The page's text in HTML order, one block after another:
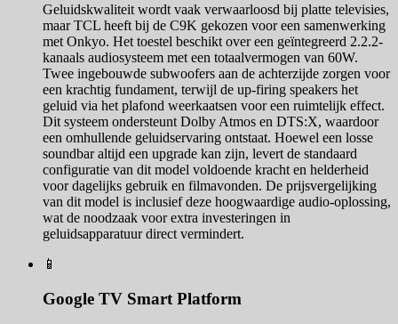
Geluidskwaliteit wordt vaak verwaarloosd bij platte televisies,
maar TCL heeft bij de C9K gekozen voor een samenwerking
met Onkyo. Het toestel beschikt over een geïntegreerd 2.2.2-
kanaals audiosysteem met een totaalvermogen van 60W.
Twee ingebouwde subwoofers aan de achterzijde zorgen voor
een krachtig fundament, terwijl de up-firing speakers het
geluid via het plafond weerkaatsen voor een ruimtelijk effect.
Dit systeem ondersteunt Dolby Atmos en DTS:X, waardoor
een omhullende geluidservaring ontstaat. Hoewel een losse
soundbar altijd een upgrade kan zijn, levert de standaard
configuratie van dit model voldoende kracht en helderheid
voor dagelijks gebruik en filmavonden. De prijsvergelijking
van dit model is inclusief deze hoogwaardige audio-oplossing,
wat de noodzaak voor extra investeringen in
geluidsapparatuur direct vermindert.
📱
Google TV Smart Platform